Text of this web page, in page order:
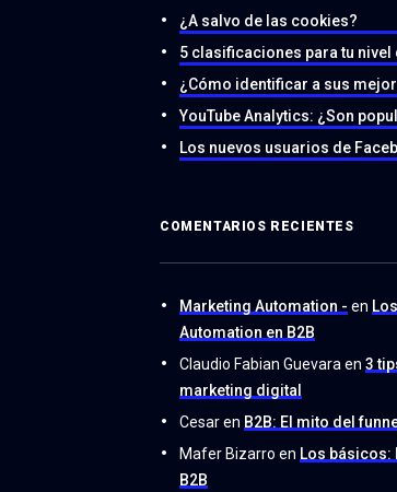
¿A salvo de las cookies?
5 clasificaciones para tu
¿Cómo identificar a sus
YouTube Analytics: ¿Son
Los nuevos usuarios de
COMENTARIOS RECIENTES
Marketing Automation - en
Automation en B2B
Claudio Fabian Guevara en 3
marketing digital
Cesaren B2B: El mito del
Mafer Bizarro en Los básicos:
B2B